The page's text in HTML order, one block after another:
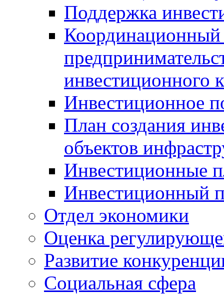
Поддержка
Координационный
инвестиционного
Инвестиционное
План создания
объектов
Инвестиционные
Инвестиционный
Отдел экономики
Оценка
Развитие
Социальная сфера